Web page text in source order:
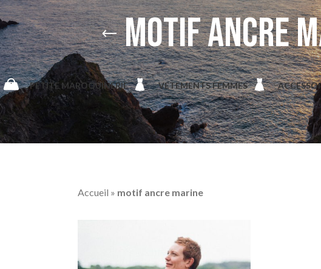
motif ancre
PETITE MAROQUINERIE VETEMENTS FEMMES
Accueil » motif ancre marine